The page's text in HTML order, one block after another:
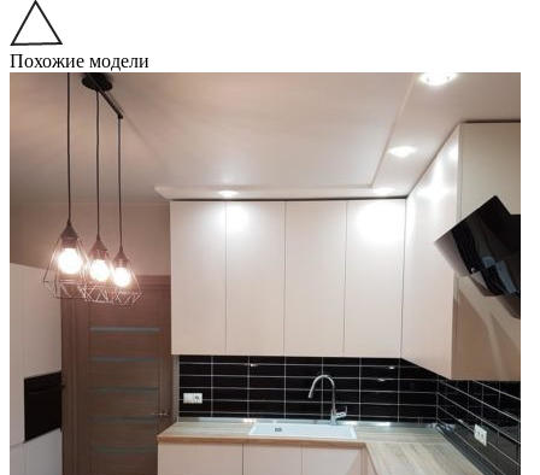
Похожие модели